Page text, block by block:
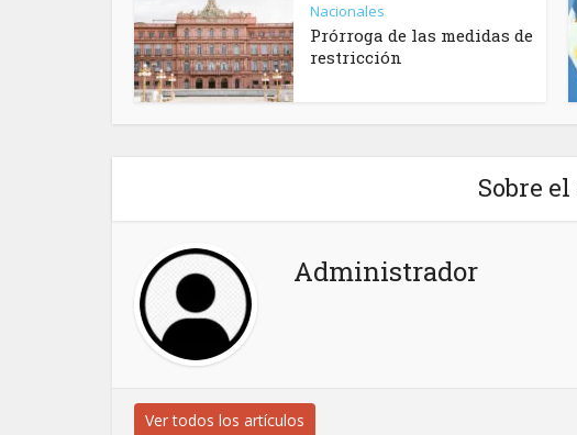
Nacionales
Prórroga de las medidas de
restricción
Sobre
Administrador
Ver todos los artículos